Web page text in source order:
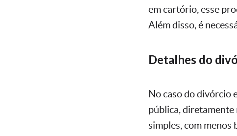
em cartório, esse
Além disso, é
Detalhes do
No caso do divórcio
pública, diretamente
simples, com menos